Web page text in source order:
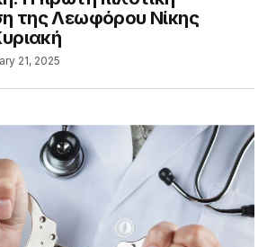
της Λεωφόρου Νίκης
21, 2025